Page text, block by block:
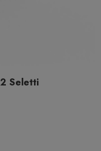
Seletti